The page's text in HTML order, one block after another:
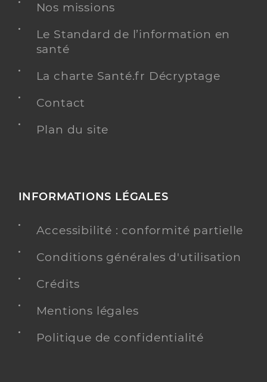
Nos missions
Le Standard de l’information en
santé
La charte Santé.fr Décryptage
Contact
Plan du site
INFORMATIONS LÉGALES
Accessibilité : conformité partielle
Conditions générales d'utilisation
Crédits
Mentions légales
Politique de confidentialité